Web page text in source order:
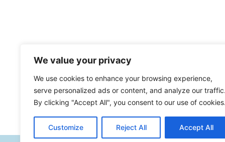
We value your privacy
We use cookies to enhance your browsing experience,
serve personalized ads or content, and analyze our
By clicking "Accept All", you consent to our use of
Customize Reject All Accept All